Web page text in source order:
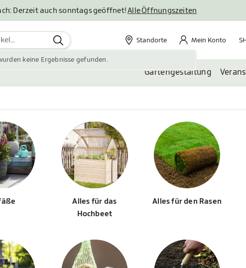
Derzeit auch sonntags geöffnet!Alle Öffnungszeiten
keine Ergebnisse gefunden.
Standorte
Standorte Mein Konto
Mein Konto
Gartengestaltung
Alles für das
Hochbeet
Alles für den Rasen